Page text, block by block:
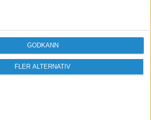
FLER ALTERNATIV
GODKÄNN
för företagare.
viktigaste arbetsgivare och
småföretagaren.